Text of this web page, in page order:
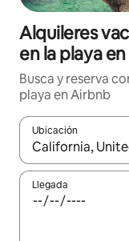
Alquileres
en la playa
Busca y reserva
playa en Airbnb
Ubicación
Cuando los
Llegada